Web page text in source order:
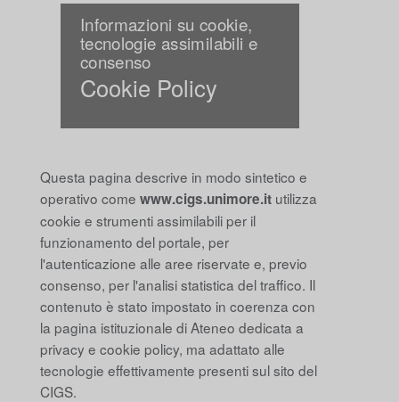
Informazioni su cookie,
tecnologie assimilabili e
consenso
Cookie Policy
Questa pagina descrive in modo sintetico e
operativo comewww.cigs.unimore.it utilizza
cookie e strumenti assimilabili per il
funzionamento del portale, per
l'autenticazione alle aree riservate e, previo
consenso, per l'analisi statistica del traffico. Il
contenuto è stato impostato in coerenza con
la pagina istituzionale di Ateneo dedicata a
privacy e cookie policy, ma adattato alle
tecnologie effettivamente presenti sul sito del
CIGS.